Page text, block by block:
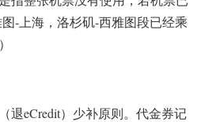
-上海，洛杉矶-西雅图段已经乘
退eCredit）少补原则。代金券记